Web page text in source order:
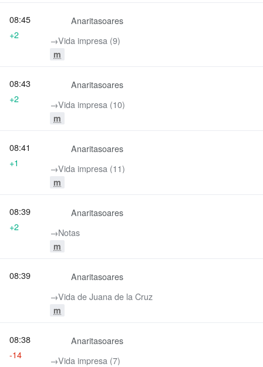
Anaritasoares
→‎Vida impresa (9)
m
08:45
+2
Anaritasoares
→‎Vida impresa (10)
m
08:43
+2
Anaritasoares
→‎Vida impresa (11)
m
08:41
+1
Anaritasoares
→‎Notas
m
08:39
+2
Anaritasoares
→‎Vida de Juana de la Cruz
m
08:39
Anaritasoares
→‎Vida impresa (7)
08:38
-14